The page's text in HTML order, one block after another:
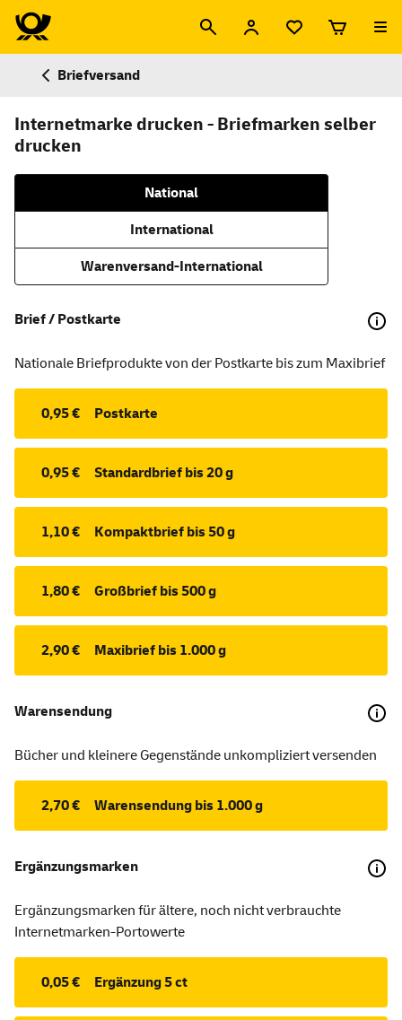
Briefversand
Internetmarke drucken - Briefmarken selber
drucken
National
International
Warenversand-International
Brief / Postkarte
Nationale Briefprodukte von der Postkarte bis zum Maxibrief
0,95 € Postkarte
0,95 € Standardbrief bis 20 g
1,10 € Kompaktbrief bis 50 g
1,80 € Großbrief bis 500 g
2,90 € Maxibrief bis 1.000 g
Warensendung
Bücher und kleinere Gegenstände unkompliziert versenden
2,70 € Warensendung bis 1.000 g
Ergänzungsmarken
Ergänzungsmarken für ältere, noch nicht verbrauchte
Internetmarken-Portowerte
0,05 € Ergänzung 5 ct